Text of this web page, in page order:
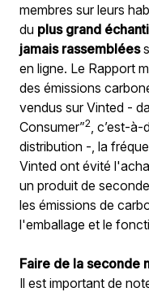
membres sur leurs
du plus grand
jamais rassemblées
en ligne. Le Rapport
des émissions
vendus sur Vinted -
Consumer”2, c’est-à-
distribution -, la
Vinted ont évité
un produit de
les émissions de
l'emballage et le
Faire de la seconde
Il est important de